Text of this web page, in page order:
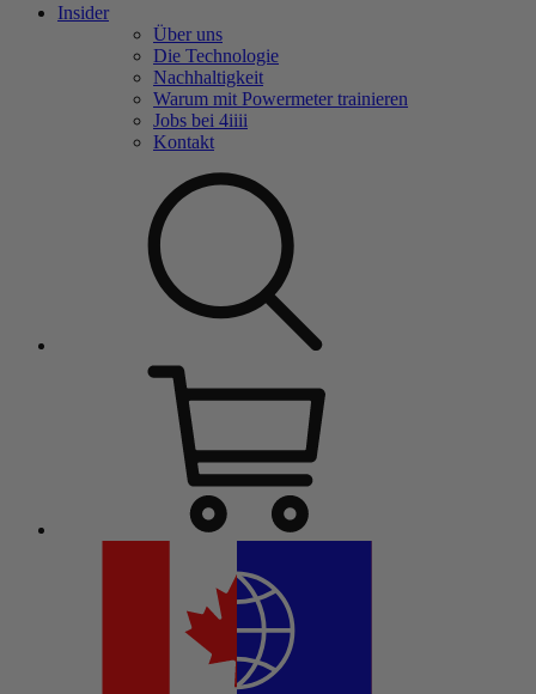
Insider
Über uns
Die Technologie
Nachhaltigkeit
Warum mit Powermeter trainieren
Jobs bei 4iiii
Kontakt